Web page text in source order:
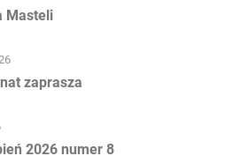
Masteli
zaprasza
2026 numer 8